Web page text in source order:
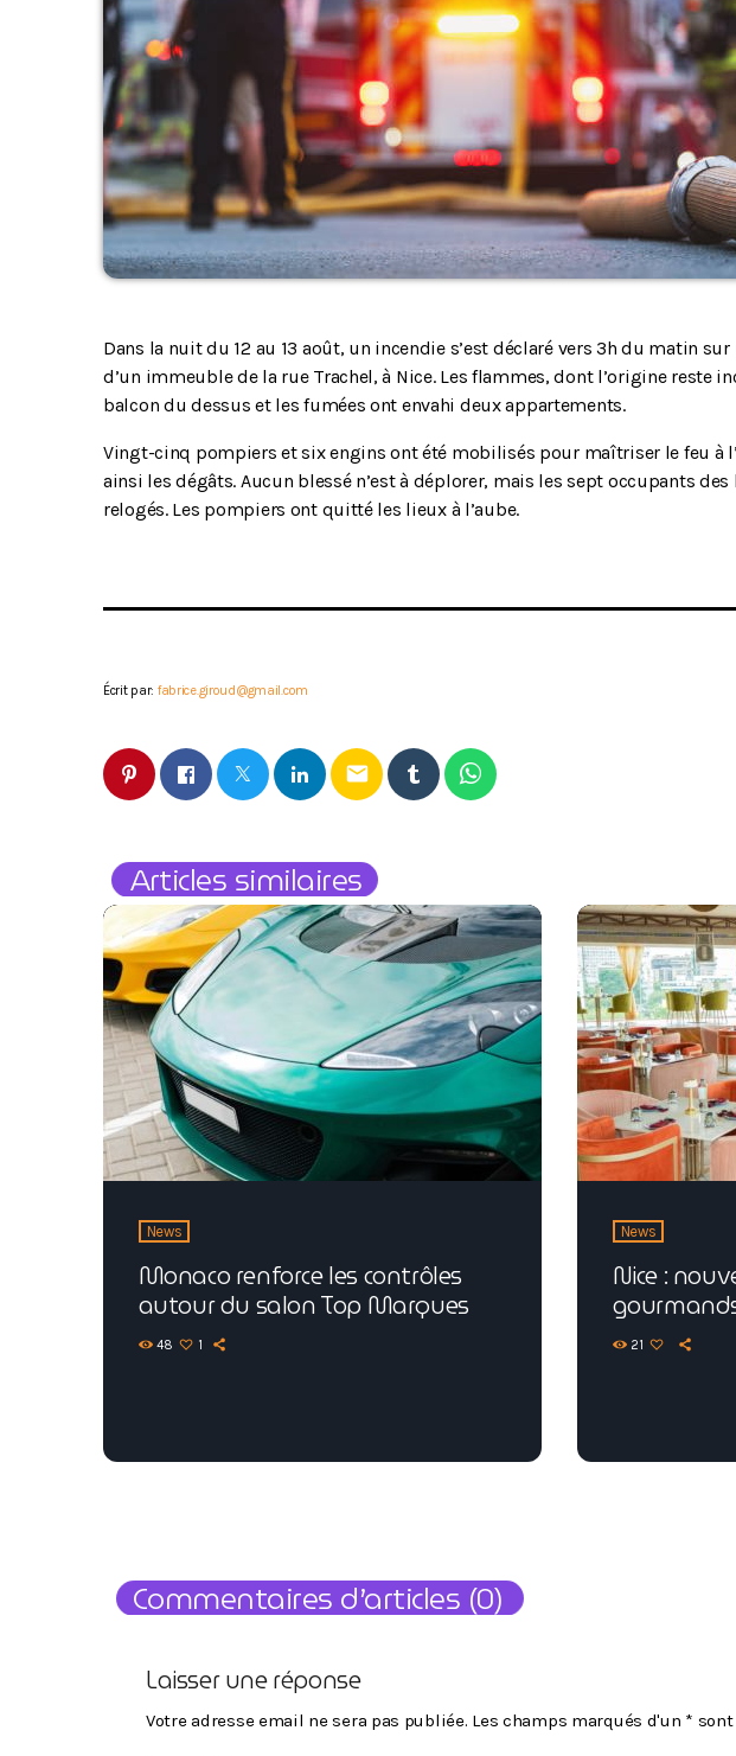
Dans la nuit du 12 au 13 août, un incendie s’est déclaré vers 3h du matin
d’un immeuble de la rue Trachel, à Nice. Les flammes, dont l’origine reste
balcon du dessus et les fumées ont envahi deux appartements.
Vingt-cinq pompiers et six engins ont été mobilisés pour maîtriser le feu à
ainsi les dégâts. Aucun blessé n’est à déplorer, mais les sept occupants
relogés. Les pompiers ont quitté les lieux à l’aube.
Écrit par: fabrice.giroud@gmail.com
email
Articles similaires
News
Monaco renforce les contrôles
autour du salon Top Marques
48 1
News
Nice :
21
Commentaires d’articles (0)
Laisser une réponse
Votre adresse email ne sera pas publiée. Les champs marqués d'un *